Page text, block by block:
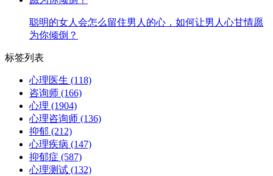
聪明的女人会怎么留住男人的心，如何让男人心甘情愿
为你倾倒？
标签列表
心理医生 (118)
咨询师 (166)
心理 (1904)
心理咨询师 (136)
抑郁 (212)
心理疾病 (147)
抑郁症 (587)
心理测试 (132)